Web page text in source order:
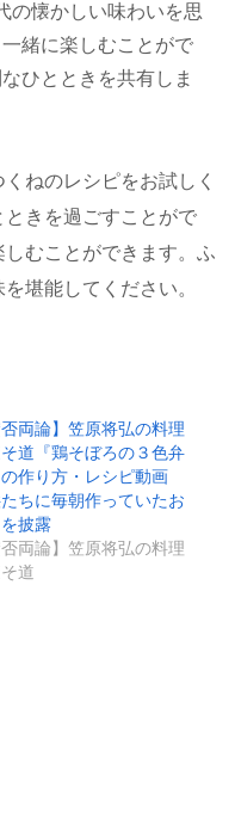
の懐かしい味わいを思
緒に楽しむことがで
ひとときを共有しま
ねのレシピをお試しく
きを過ごすことがで
むことができます。ふ
堪能してください。
否両論】笠原将弘の料理
道『鶏そぼろの３色弁
作り方・レシピ動画
ちに毎朝作っていたお
披露
否両論】笠原将弘の料理
道